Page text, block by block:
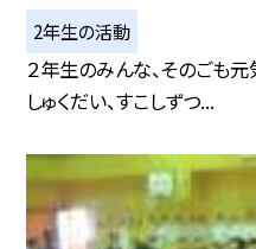
2年生の活動
２年生のみんな、そのごも元
しゅくだい、すこしずつ...